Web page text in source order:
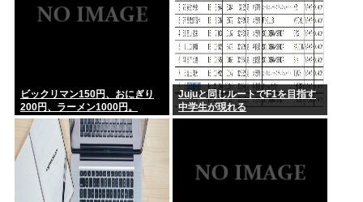
た」
愛国者、値下げしない弁当屋にブチギレ
中居正広「俺が来たことは内緒だべ」極秘で熊本でボランティ
アをして...
上野恩賜公園 ケンモメンは読めるの？
ビックリマン150円、おにぎり
200円、ラーメン1000円。
Jujuと同じルートでF1を目指す
中学生が現れる